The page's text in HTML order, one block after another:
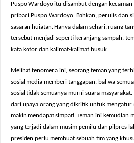
Puspo Wardoyo itu disambut dengan
pribadi Puspo Wardoyo. Bahkan, penulis dan
sasaran hujatan. Hanya dalam sehari, ruang
tersebut menjadi seperti keranjang sampah,
kata kotor dan kalimat-kalimat busuk.
Melihat fenomena ini, seorang teman yang
sosial media memberi tanggapan, bahwa
sosial tidak semuanya murni suara
dari upaya orang yang dikritik untuk mengatur
makin mendapat simpati. Teman ini kemudian
yang terjadi dalam musim pemilu dan pilpres
presiden perlu membuat sebuah tim yang